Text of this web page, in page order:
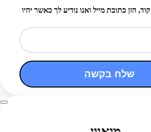
הזן כתובת מייל ואנו נודיע לך כאשר יהיו
שלח בקשה